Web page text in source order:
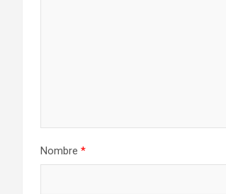
Nombre *